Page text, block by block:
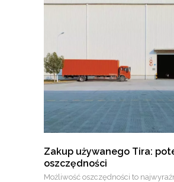
Zakup używanego Tira:
oszczędności
Możliwość oszczędności to